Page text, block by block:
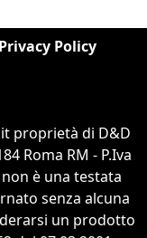
Privacy Policy
proprietà di D&D
Roma RM - P.Iva
è una testata
senza alcuna
un prodotto